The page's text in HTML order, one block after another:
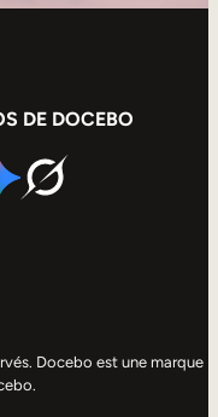
DE DOCEBO
Docebo est une marque